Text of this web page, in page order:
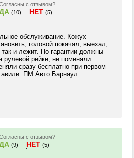
Согласны с отзывом?
ДА (10) НЕТ (5)
обслуживание. Кожух
головой покачал, выехал,
и лежит. По гарантии должны
рулевой рейке, не поменяли.
сразу бесплатно при первом
ПМ Авто Барнаул
Согласны с отзывом?
ДА (9) НЕТ (5)